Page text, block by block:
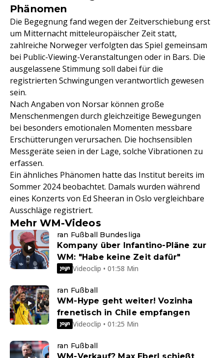
Phänomen
Die Begegnung fand wegen der Zeitverschiebung erst
um Mitternacht mitteleuropäischer Zeit statt,
zahlreiche Norweger verfolgten das Spiel gemeinsam
bei Public-Viewing-Veranstaltungen oder in Bars. Die
ausgelassene Stimmung soll dabei für die
registrierten Schwingungen verantwortlich gewesen
sein.
Nach Angaben von Norsar können große
Menschenmengen durch gleichzeitige Bewegungen
bei besonders emotionalen Momenten messbare
Erschütterungen verursachen. Die hochsensiblen
Messgeräte seien in der Lage, solche Vibrationen zu
erfassen.
Ein ähnliches Phänomen hatte das Institut bereits im
Sommer 2024 beobachtet. Damals wurden während
eines Konzerts von Ed Sheeran in Oslo vergleichbare
Ausschläge registriert.
Mehr WM-Videos
ran Fußball Bundesliga
Kompany über Infantino-Pläne zur
WM: "Habe keine Zeit dafür"
Videoclip • 01:58 Min
ran Fußball
WM-Hype geht weiter! Vozinha
frenetisch in Chile empfangen
Videoclip • 01:25 Min
ran Fußball